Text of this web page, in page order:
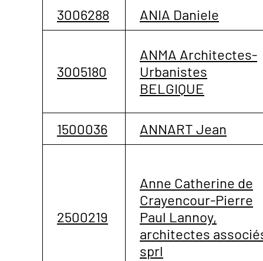
3006288
ANIA Daniele
3005180
ANMA Architectes-
Urbanistes
BELGIQUE
1500036 ANNART Jean
2500219
Anne Catherine de
Crayencour-Pierre
Paul Lannoy,
architectes
sprl